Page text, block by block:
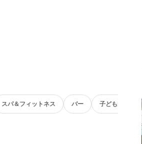
スパ＆フィットネス バー 子ども向け